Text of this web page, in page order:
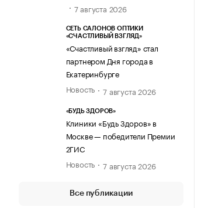
7 августа 2026
СЕТЬ САЛОНОВ ОПТИКИ
«СЧАСТЛИВЫЙ ВЗГЛЯД»
«Счастливый взгляд» стал
партнером Дня города в
Екатеринбурге
Новость
7 августа 2026
«БУДЬ ЗДОРОВ»
Клиники «Будь Здоров» в
Москве — победители Премии
2ГИС
Новость
7 августа 2026
Все публикации